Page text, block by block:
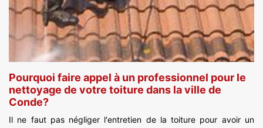
Pourquoi faire appel à un professionnel pour le
nettoyage de votre toiture dans la ville de
Conde?
Il ne faut pas négliger l'entretien de la toiture pour avoir un